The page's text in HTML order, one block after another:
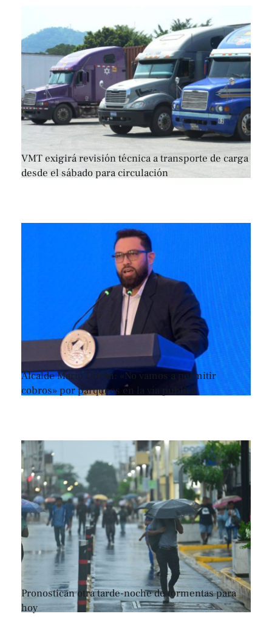
VMT exigirá revisión técnica a transporte de carga
desde el sábado para circulación
Alcalde Mario Durán: «No vamos a permitir
cobros» por parqueos en la vía pública
Pronostican otra tarde-noche de tormentas para
hoy